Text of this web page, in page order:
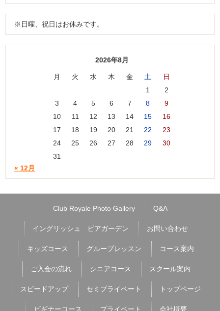
※日曜、祝日はお休みです。
2026年8月
月 火 水 木 金 土
日
1
2
3
4 5 6 7 8
9
10
11 12 13 14 15
16
17
18 19 20 21 22
23
24
25 26 27 28 29
30
31
« 12月
Club Royale Photo Gallery Q&A
イングリッシュ ビアガーデン お問い合わせ
キッズコース グループレッスン コース案内
ご入会の流れ シニアコース スクール案内
スピードアップ セミプライベート トップページ
ビギナーコース プライベート 会社概要